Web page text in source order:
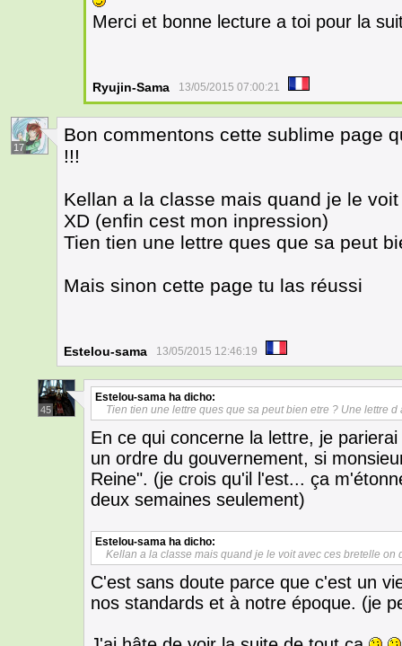
Merci et bonne lecture a toi pour la
Ryujin-Sama 13/05/2015 07:00:21
17
Bon commentons cette sublime page
!!!
Kellan a la classe mais quand je le
XD (enfin cest mon inpression)
Tien tien une lettre ques que sa peut
Mais sinon cette page tu las réussi
Estelou-sama 13/05/2015 12:46:19
45
Estelou-sama ha dicho:
Tien tien une lettre ques que sa peut bien etre ? Une lettre d
En ce qui concerne la lettre, je
un ordre du gouvernement, si
Reine". (je crois qu'il l'est... ça
deux semaines seulement)
Estelou-sama ha dicho:
Kellan a la classe mais quand je le voit avec ces bretelle
C'est sans doute parce que c'est un
nos standards et à notre époque. (je